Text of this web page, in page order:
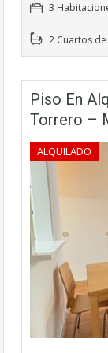
3
2 Cuartos
Piso En
Torrero –
ALQUILADO